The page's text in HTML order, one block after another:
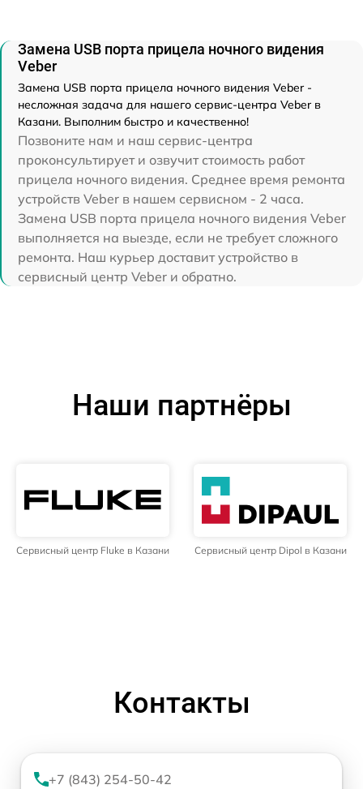
Замена USB порта прицела ночного видения
Veber
Замена USB порта прицела ночного видения Veber -
несложная задача для нашего сервис-центра Veber в
Казани. Выполним быстро и качественно!
Позвоните нам и наш сервис-центра
проконсультирует и озвучит стоимость работ
прицела ночного видения. Среднее время ремонта
устройств Veber в нашем сервисном - 2 часа.
Замена USB порта прицела ночного видения Veber
выполняется на выезде, если не требует сложного
ремонта. Наш курьер доставит устройство в
сервисный центр Veber и обратно.
Наши партнёры
Сервисный центр Fluke в Казани Сервисный центр Dipol в Казани
Контакты
+7 (843) 254-50-42